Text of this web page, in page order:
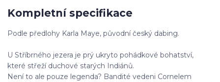
Kompletní specifikace
Podle předlohy Karla Maye, původní český dabing.
U Stříbrného jezera je prý ukryto pohádkové bohatství,
které střeží duchové starých Indiánů.
Není to ale pouze legenda? Bandité vedeni Cornelem